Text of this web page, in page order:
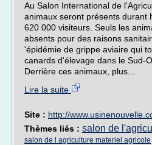
Au Salon International de
animaux seront présents durant
620 000 visiteurs. Seuls les
absents pour des raisons
'épidémie de grippe aviaire qui
canards d'élevage dans le Sud-
Derrière ces animaux, plus...
Lire la suite
Site : http://
Thèmes liés : salon de
salon de l agriculture materiel agricole